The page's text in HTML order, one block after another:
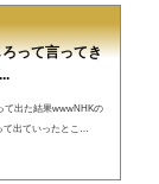
って言ってき
て出た結果wwwNHKの
出ていったとこ